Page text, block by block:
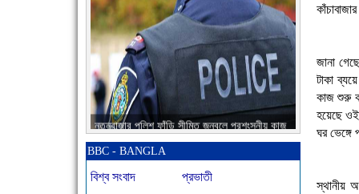
নতুনবাজার পুলিশ ফাঁড়ি সীমিত জনবলে প্রশংসনীয় কাজ
করছে
BBC - BANGLA
বিশ্ব সংবাদ
প্রভাতী
জানা
টাকা
কাজ শুরু
হয়েছে ওই
ঘর
স্থানীয়